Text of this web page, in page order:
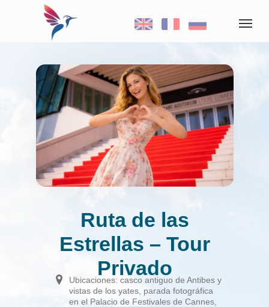
Ruta de las
Estrellas – Tour
Privado
Ubicaciones: casco antiguo de Antibes y
vistas de los yates, parada fotográfica
en el Palacio de Festivales de Cannes,